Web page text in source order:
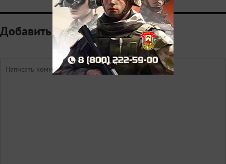
Добавить комментарий